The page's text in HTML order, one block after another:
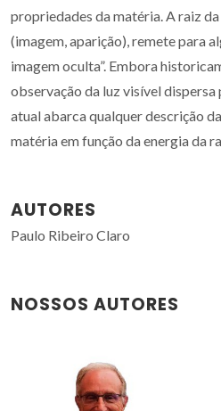
propriedades da matéria. A raiz
(imagem, aparição), remete para
imagem oculta”. Embora
observação da luz visível
atual abarca qualquer descrição
matéria em função da energia da
AUTORES
Paulo Ribeiro Claro
NOSSOS AUTORES